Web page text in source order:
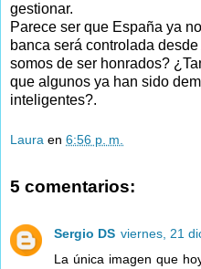
gestionar.
Parece ser que España ya
banca será controlada
somos de ser honrados?
que algunos ya han sido
inteligentes?.
Laura en 6:56 p. m.
5 comentarios:
Sergio DS viernes, 21
La única imagen que